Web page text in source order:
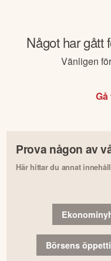
Något har gått
Vänligen
Prova någon av
Här hittar du annat
Börsens